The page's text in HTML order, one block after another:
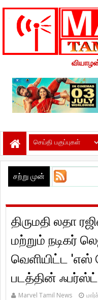
சற்று முன்
திருமதி லதா
மற்றும் நடிகர்
வெளியிட்ட 'எஸ்
படத்தின் ஃபர்ஸ்ட்
Marvel Tamil News